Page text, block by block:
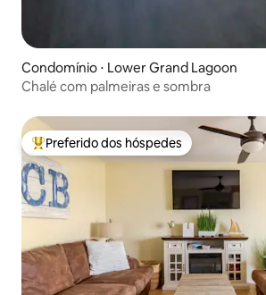
Condomínio ⋅ Lower Grand Lagoon
Chalé com palmeiras e sombra
Entre os melhores preferidos dos
Preferido dos hóspedes